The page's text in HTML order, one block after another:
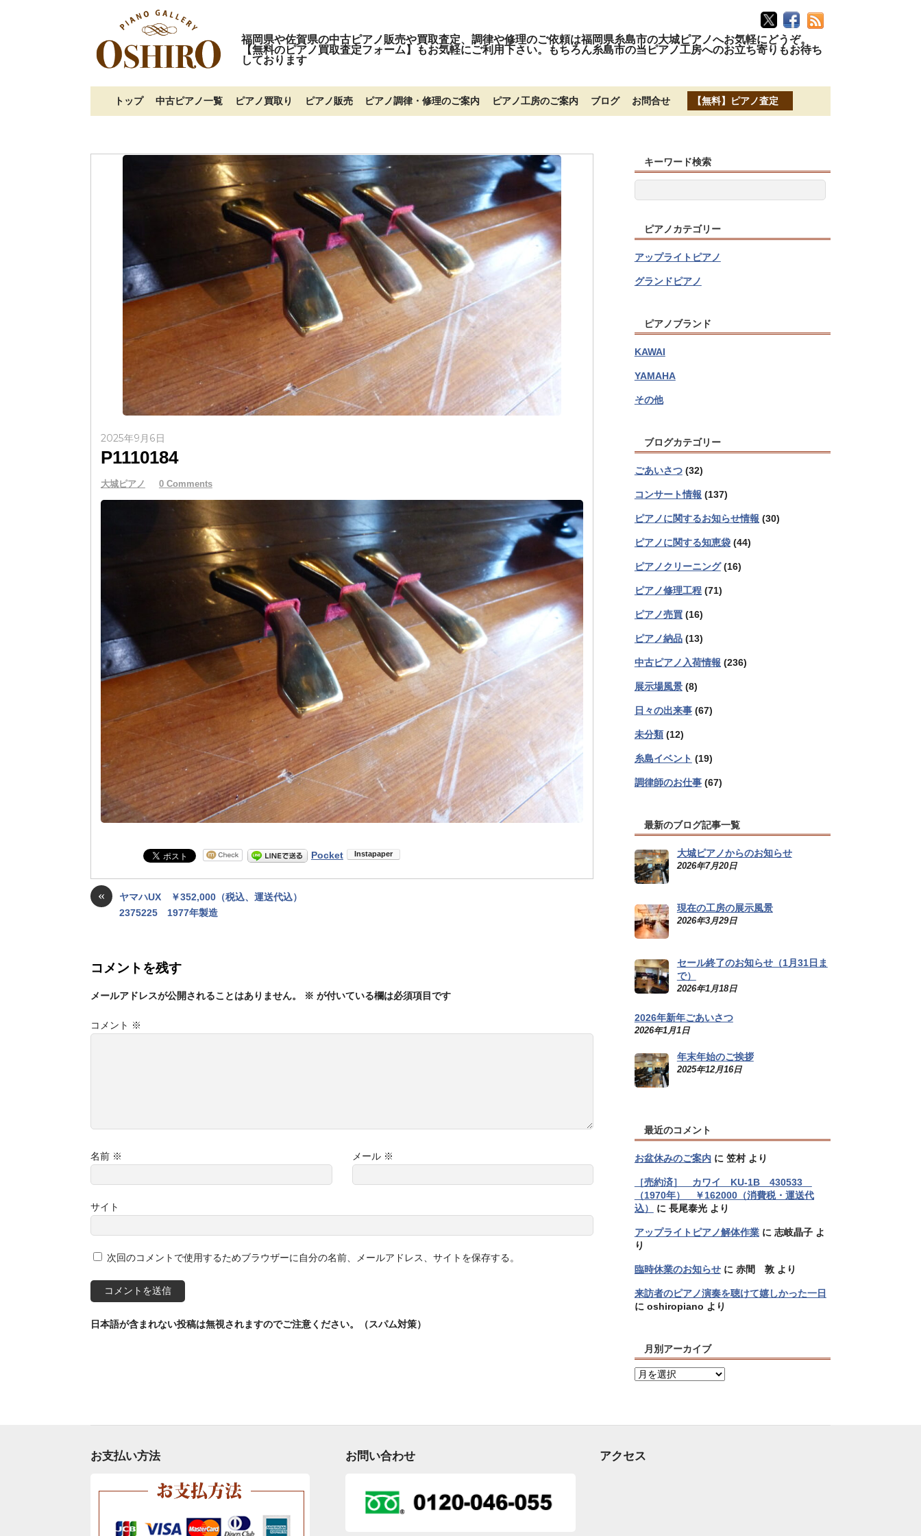
福岡県や佐賀県の中古ピアノ販売や買取査定、調律や修理のご依頼は福岡県糸島市の大城ピアノへお気軽にどうぞ。
【無料のピアノ買取査定フォーム】もお気軽にご利用下さい。もちろん糸島市の当ピアノ工房へのお立ち寄りもお待ち
しております
トップ 中古ピアノ一覧 ピアノ買取り ピアノ販売 ピアノ調律・修理のご案内 ピアノ工房のご案内 ブログ お問合せ 【無料】ピアノ査定
2025年9月6日
P1110184
大城ピアノ 0 Comments
Pocket
«
ヤマハUX ￥352,000（税込、運送代込）
2375225 1977年製造
コメントを残す
メールアドレスが公開されることはありません。 ※ が付いている欄は必須項目です
コメント ※
名前 ※ メール ※
サイト
次回のコメントで使用するためブラウザーに自分の名前、メールアドレス、サイトを保存する。
日本語が含まれない投稿は無視されますのでご注意ください。（スパム対策）
キーワード検索
ピアノカテゴリー
アップライトピアノ
グランドピアノ
ピアノブランド
KAWAI
YAMAHA
その他
ブログカテゴリー
ごあいさつ(32)
コンサート情報 (137)
ピアノに関するお知らせ情報 (30)
ピアノに関する知恵袋(44)
ピアノクリーニング(16)
ピアノ修理工程(71)
ピアノ売買(16)
ピアノ納品(13)
中古ピアノ入荷情報 (236)
展示場風景(8)
日々の出来事(67)
未分類(12)
糸島イベント (19)
調律師のお仕事(67)
最新のブログ記事一覧
大城ピアノからのお知らせ
2026年7月20日
現在の工房の展示風景
2026年3月29日
セール終了のお知らせ（1月31日ま
で）
2026年1月18日
2026年新年ごあいさつ
2026年1月1日
年末年始のご挨拶
2025年12月16日
最近のコメント
お盆休みのご案内に 笠村より
［売約済］ カワイ KU-1B 430533
（1970年） ￥162000（消費税・運送代
込）
に 長尾泰光より
アップライトピアノ解体作業に 志岐晶子よ
り
臨時休業のお知らせに 赤間 敦より
来訪者のピアノ演奏を聴けて嬉しかった一日
に oshiropiano より
月別アーカイブ
月
イ
お支払い方法 お問い合わせ アクセス